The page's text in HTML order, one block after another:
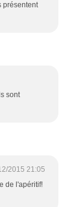
présentent
sont
2015 21:05
de l'apéritif!